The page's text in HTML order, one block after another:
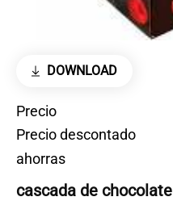
DOWNLOAD
Precio
Precio descontado
ahorras
cascada de chocolate